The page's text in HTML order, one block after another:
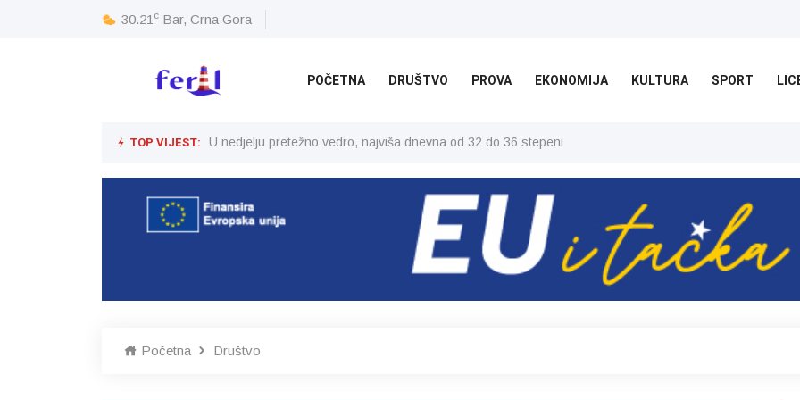
30.21 c Bar, Crna Gora
POČETNA DRUŠTVO PROVA EKONOMIJA KULTURA SPORT
TOP VIJEST: U nedjelju pretežno vedro, najviša dnevna od 32 do 36 stepeni
Početna Društvo